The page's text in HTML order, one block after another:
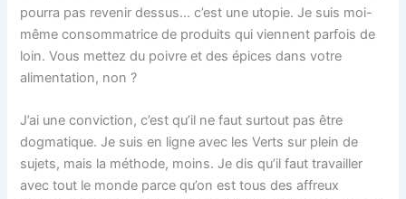
pourra pas revenir dessus… c’est une utopie. Je suis moi-
même consommatrice de produits qui viennent parfois de
loin. Vous mettez du poivre et des épices dans votre
alimentation, non ?
J’ai une conviction, c’est qu’il ne faut surtout pas être
dogmatique. Je suis en ligne avec les Verts sur plein de
sujets, mais la méthode, moins. Je dis qu’il faut travailler
avec tout le monde parce qu’on est tous des affreux